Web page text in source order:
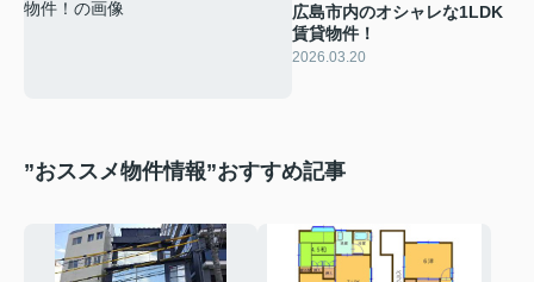
広島市内のオシャレな1LDK
賃貸物件！
2026.03.20
”おススメ物件情報”おすすめ記事